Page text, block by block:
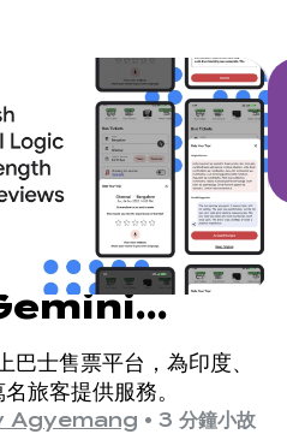
Firebase AI
論長度提升
士售票平台，為印度、
旅客提供服務。
Agyemang • 3 分鐘小故